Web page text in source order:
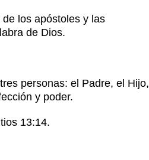
los apóstoles y las
de Dios.
personas: el Padre, el Hijo,
y poder.
13:14.